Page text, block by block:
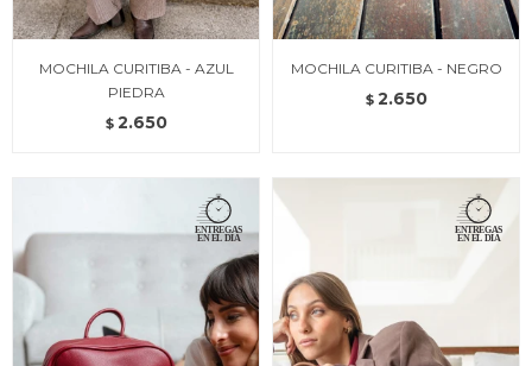
MOCHILA CURITIBA - AZUL
PIEDRA
$ 2.650
MOCHILA CURITIBA - NEGRO
$ 2.650